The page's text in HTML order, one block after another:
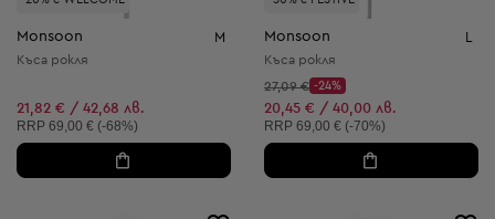
Monsoon M
Къса рокля
21,82 € / 42,68 лв.
Препоръчителна цена:
RRP 69,00 € (-68%)
Monsoon L
Къса рокля
Начална цена:
27,09 €
Discount Price:
-24%
Намалена цена:
20,45 € / 40,00 лв.
Препоръчителна цена:
RRP 69,00 € (-70%)